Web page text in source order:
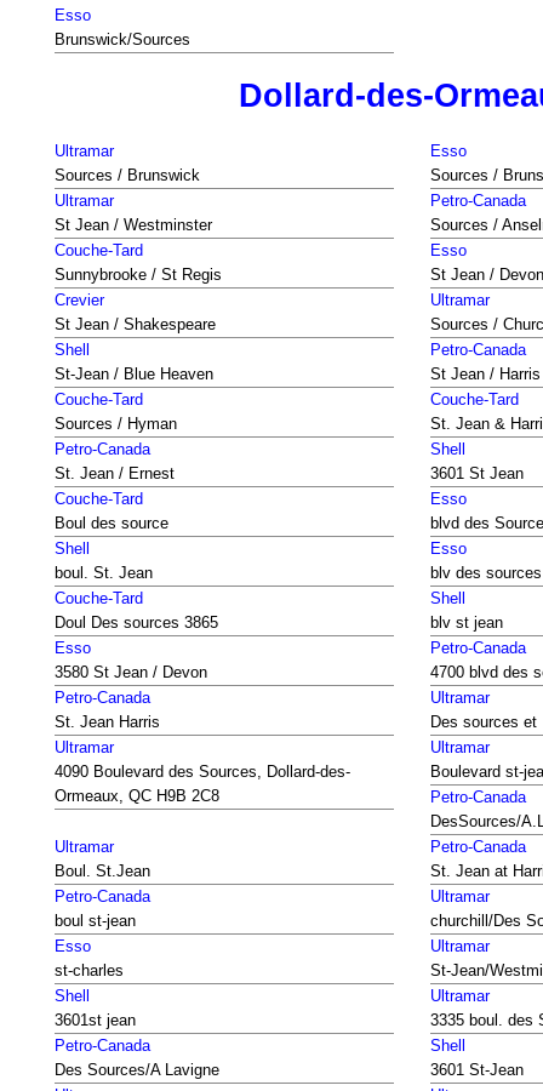
Esso
Brunswick/Sources
Dollard-des-
Ultramar
Sources / Brunswick
Esso
Sources /
Ultramar
St Jean / Westminster
Petro-Canada
Sources /
Couche-Tard
Sunnybrooke / St Regis
Esso
St Jean / Devon
Crevier
St Jean / Shakespeare
Ultramar
Sources /
Shell
St-Jean / Blue Heaven
Petro-Canada
St Jean / Harris
Couche-Tard
Sources / Hyman
Couche-Tard
St. Jean &
Petro-Canada
St. Jean / Ernest
Shell
3601 St Jean
Couche-Tard
Boul des source
Esso
blvd des
Shell
boul. St. Jean
Esso
blv des sources
Couche-Tard
Doul Des sources 3865
Shell
blv st jean
Esso
3580 St Jean / Devon
Petro-Canada
4700 blvd des
Petro-Canada
St. Jean Harris
Ultramar
Des sources et
Ultramar
4090 Boulevard des Sources, Dollard-des-
Ormeaux, QC H9B 2C8
Ultramar
Boulevard st-
Petro-Canada
DesSources/
Ultramar
Boul. St.Jean
Petro-Canada
St. Jean at
Petro-Canada
boul st-jean
Ultramar
churchill/Des
Esso
st-charles
Ultramar
St-Jean/
Shell
3601st jean
Ultramar
3335 boul. des
Petro-Canada
Des Sources/A Lavigne
Shell
3601 St-Jean